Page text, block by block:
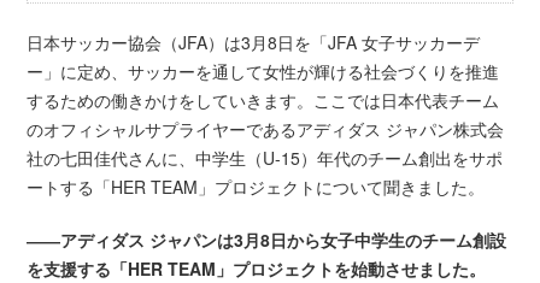
日本サッカー協会（JFA）は3月8日を「JFA 女子サッカーデ
ー」に定め、サッカーを通して女性が輝ける社会づくりを推進
するための働きかけをしていきます。ここでは日本代表チーム
のオフィシャルサプライヤーであるアディダス ジャパン株式会
社の七田佳代さんに、中学生（U-15）年代のチーム創出をサポ
ートする「HER TEAM」プロジェクトについて聞きました。
――アディダス ジャパンは3月8日から女子中学生のチーム創設
を支援する「HER TEAM」プロジェクトを始動させました。